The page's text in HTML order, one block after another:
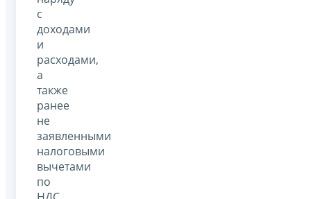
с
доходами
и
расходами,
а
также
ранее
не
заявленными
налоговыми
вычетами
по